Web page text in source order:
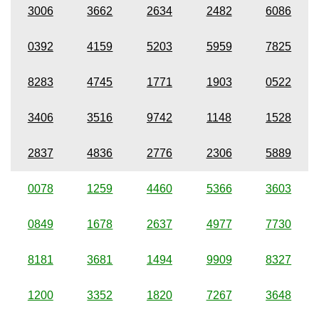
3006 3662 2634 2482 6086
0392 4159 5203 5959 7825
8283 4745 1771 1903 0522
3406 3516 9742 1148 1528
2837 4836 2776 2306 5889
0078 1259 4460 5366 3603
0849 1678 2637 4977 7730
8181 3681 1494 9909 8327
1200 3352 1820 7267 3648